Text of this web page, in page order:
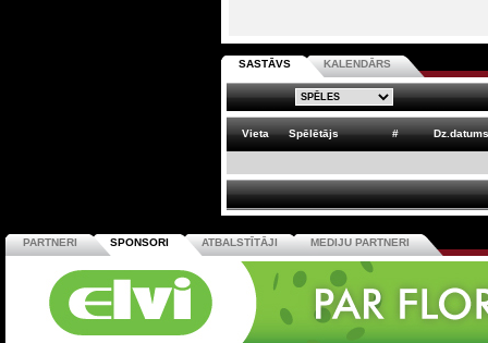
SASTĀVS KALENDĀRS
Vieta Spēlētājs # Dz.datums
PARTNERI SPONSORI ATBALSTĪTĀJI MEDIJU PARTNERI